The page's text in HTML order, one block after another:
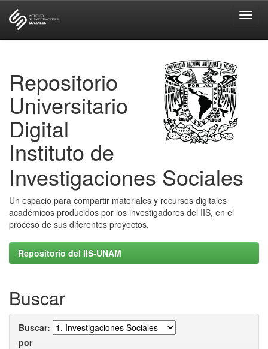
Repositorio
Universitario
Digital
Instituto de
Investigaciones Sociales
Un espacio para compartir materiales y recursos digitales
académicos producidos por los investigadores del IIS, en el
proceso de sus diferentes proyectos.
Repositorio del IIS-UNAM
Buscar
Buscar:
por